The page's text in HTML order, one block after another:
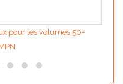
pour les volumes 50-